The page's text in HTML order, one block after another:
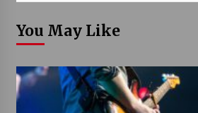
You May Like